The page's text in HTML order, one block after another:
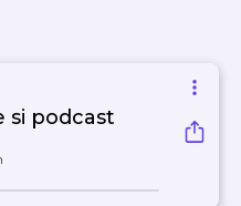
si podcast